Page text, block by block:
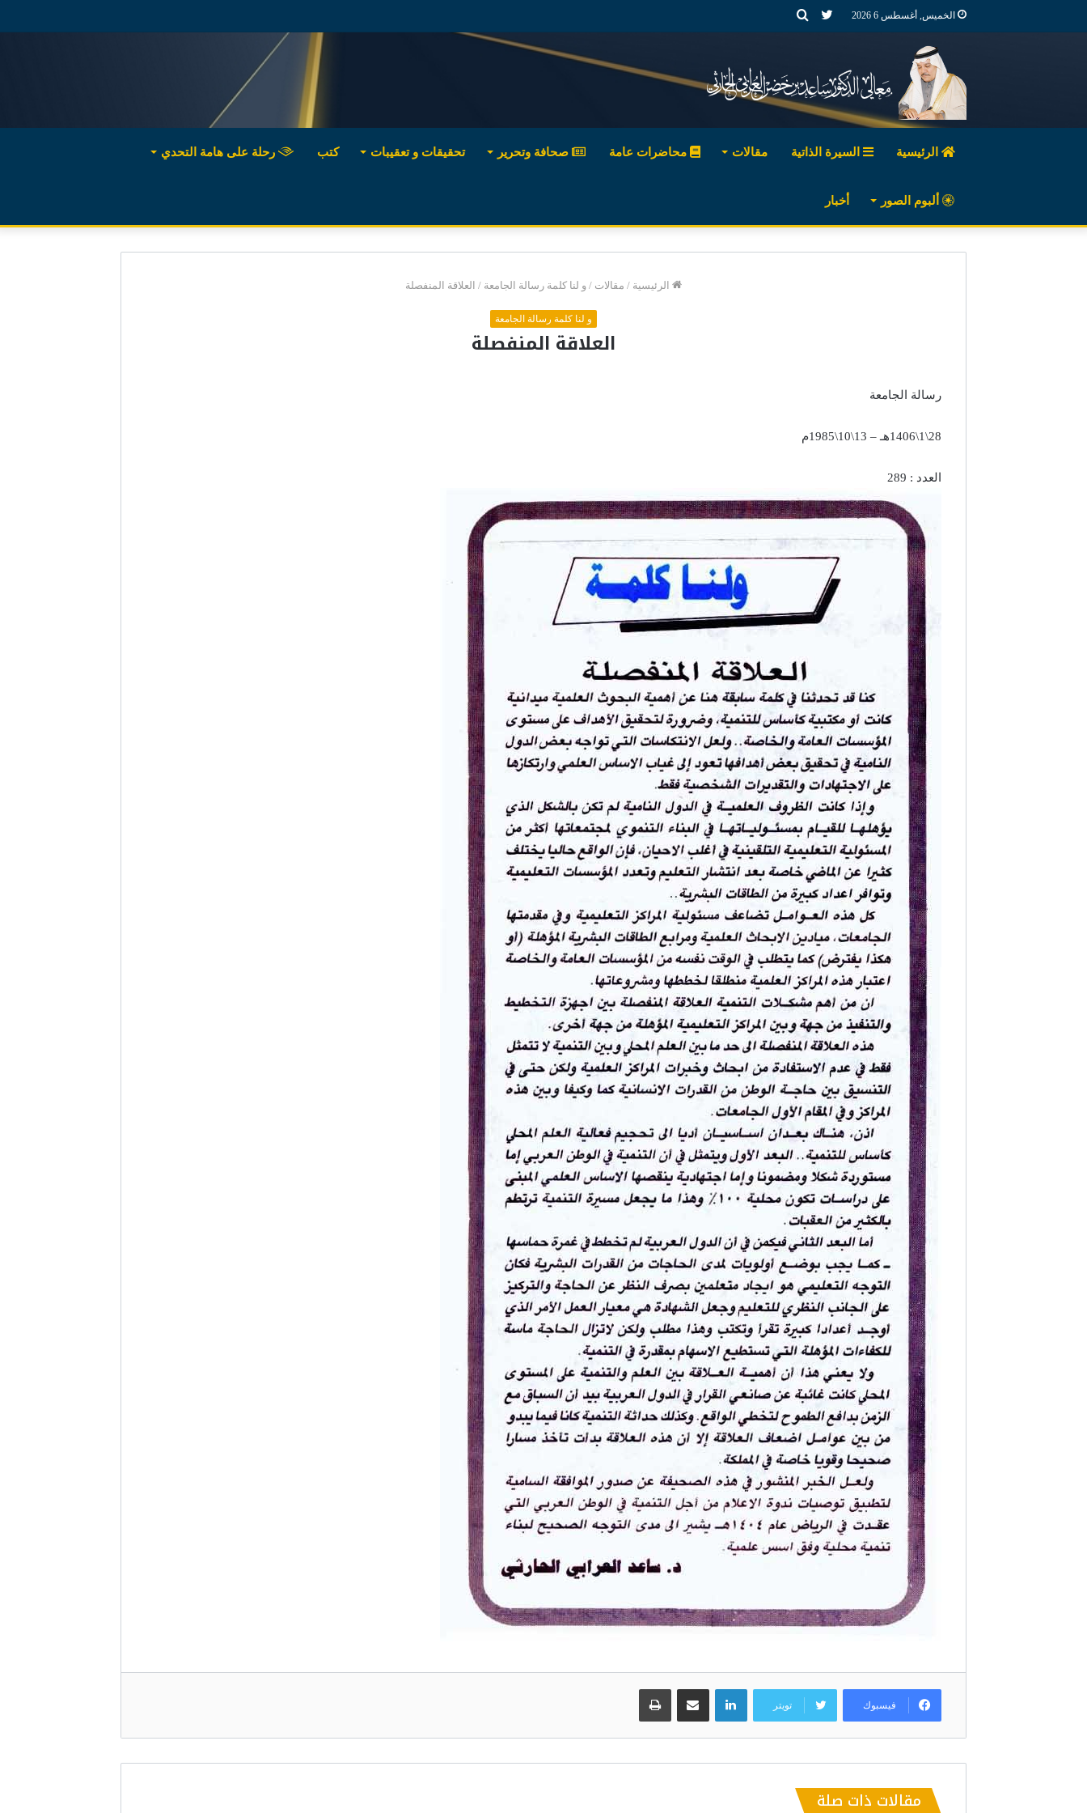
الخميس, أغسطس 6 2026 بحثتويتر
الرئيسية السيرة الذاتية مقالات محاضرات عامة صحافة وتحرير تحقيقات و تعقيبات كتب رحلة على هامة التحدي
ألبوم الصور أخبار
الرئيسية / مقالات / و لنا كلمة رسالة الجامعة / العلاقة المنفصلة
و لنا كلمة رسالة الجامعة
العلاقة المنفصلة
رسالة الجامعة
28\1\1406هـ – 13\10\1985م
العدد : 289
فيسبوك تويتر
لينكدإن مشاركة عبر البريد
مقالات ذات صلة